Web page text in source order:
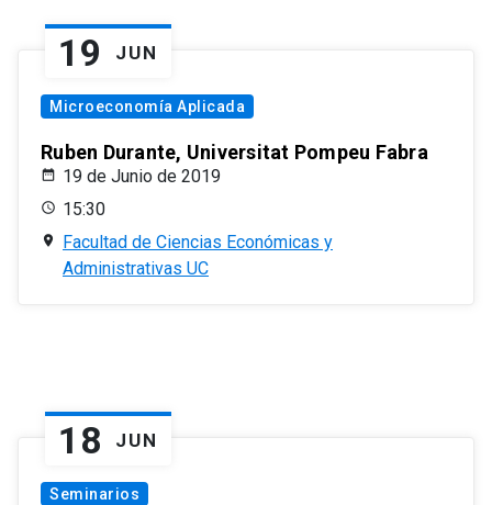
19 JUN
Microeconomía Aplicada
Ruben Durante, Universitat Pompeu Fabra
19 de Junio de 2019
15:30
Facultad de Ciencias Económicas y
Administrativas UC
18 JUN
Seminarios